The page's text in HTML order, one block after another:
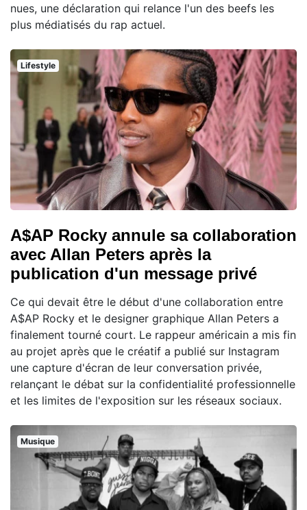
nues, une déclaration qui relance l'un des beefs les
plus médiatisés du rap actuel.
Lifestyle
A$AP Rocky annule sa collaboration
avec Allan Peters après la
publication d'un message privé
Ce qui devait être le début d'une collaboration entre
A$AP Rocky et le designer graphique Allan Peters a
finalement tourné court. Le rappeur américain a mis fin
au projet après que le créatif a publié sur Instagram
une capture d'écran de leur conversation privée,
relançant le débat sur la confidentialité professionnelle
et les limites de l'exposition sur les réseaux sociaux.
Musique